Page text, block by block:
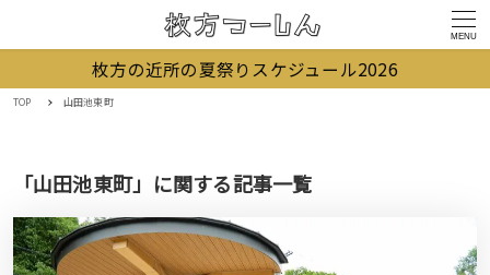
MENU
枚方の近所の夏祭りスケジュール2026
TOP 山田池東町
「山田池東町」に関する記事一覧